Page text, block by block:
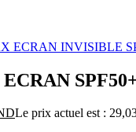
ECRAN INVISIBLE
Le prix actuel est :